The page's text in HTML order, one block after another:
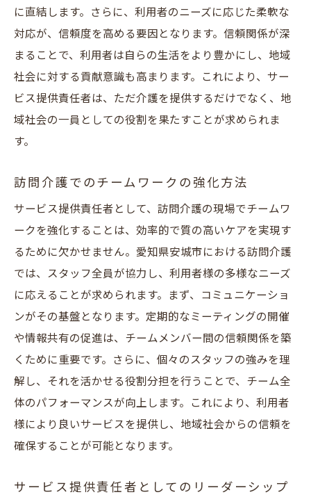
に直結します。さらに、利用者のニーズに応じた柔軟な
対応が、信頼度を高める要因となります。信頼関係が深
まることで、利用者は自らの生活をより豊かにし、地域
社会に対する貢献意識も高まります。これにより、サー
ビス提供責任者は、ただ介護を提供するだけでなく、地
域社会の一員としての役割を果たすことが求められま
す。
訪問介護でのチームワークの強化方法
サービス提供責任者として、訪問介護の現場でチームワ
ークを強化することは、効率的で質の高いケアを実現す
るために欠かせません。愛知県安城市における訪問介護
では、スタッフ全員が協力し、利用者様の多様なニーズ
に応えることが求められます。まず、コミュニケーショ
ンがその基盤となります。定期的なミーティングの開催
や情報共有の促進は、チームメンバー間の信頼関係を築
くために重要です。さらに、個々のスタッフの強みを理
解し、それを活かせる役割分担を行うことで、チーム全
体のパフォーマンスが向上します。これにより、利用者
様により良いサービスを提供し、地域社会からの信頼を
確保することが可能となります。
サービス提供責任者としてのリーダーシップ